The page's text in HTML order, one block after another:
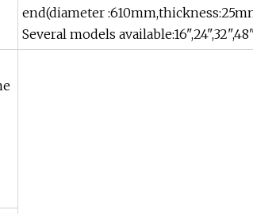
end(diameter
Several models